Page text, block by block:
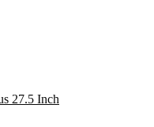
27.5 Inch